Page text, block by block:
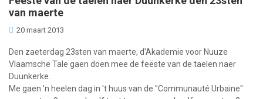
van maerte
20 maart 2013
Den zaeterdag 23sten van maerte, d'Akademie voor Nuuze
Vlaamsche Tale gaen doen mee de feëste van de taelen naer
Duunkerke.
Me gaen 'n heelen dag in 't huus van de "Communauté Urbaine"